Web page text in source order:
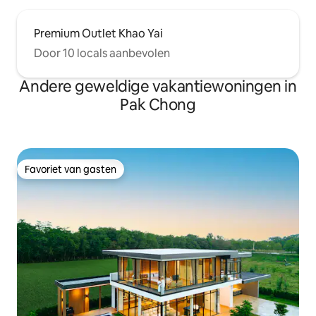
Premium Outlet Khao Yai
Door 10 locals aanbevolen
Andere geweldige vakantiewoningen in
Pak Chong
Favoriet van gasten
Favoriet van gasten